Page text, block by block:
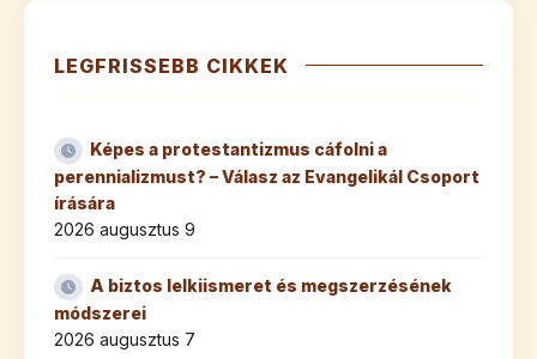
LEGFRISSEBB CIKKEK
Képes a protestantizmus cáfolni a
perennializmust? – Válasz az Evangelikál Csoport
írására
2026 augusztus 9
A biztos lelkiismeret és megszerzésének
módszerei
2026 augusztus 7